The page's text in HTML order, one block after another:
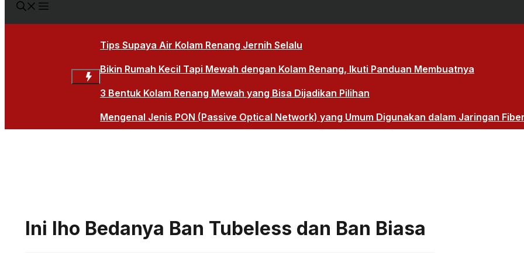
Tips Supaya Air Kolam Renang Jernih Selalu
Bikin Rumah Kecil Tapi Mewah dengan Kolam Renang, Ikuti Panduan Membuatnya
3 Bentuk Kolam Renang Mewah yang Bisa Dijadikan Pilihan
Mengenal Jenis PON (Passive Optical Network) yang Umum Digunakan dalam Jaringan
Ini lho Bedanya Ban Tubeless dan Ban Biasa